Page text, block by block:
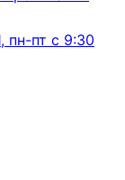
пн-пт с 9:30